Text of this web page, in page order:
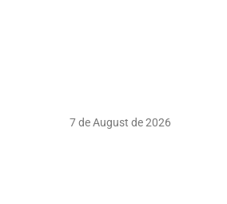
7 de August de 2026